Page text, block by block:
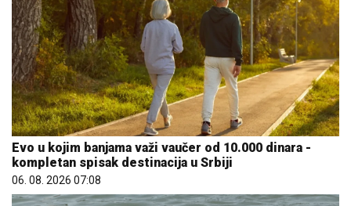
Evo u kojim banjama važi vaučer od 10.000 dinara -
kompletan spisak destinacija u Srbiji
06. 08. 2026 07:08